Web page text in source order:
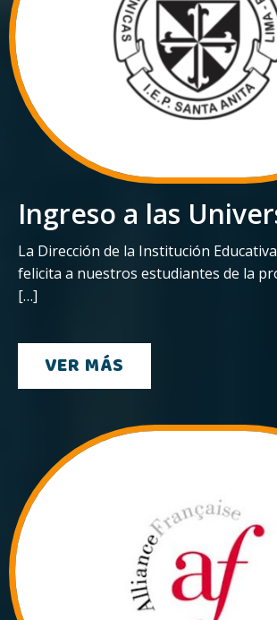
Ingreso a las
La Dirección de la Institución
felicita a nuestros estudiantes de la
[…]
VER MÁS